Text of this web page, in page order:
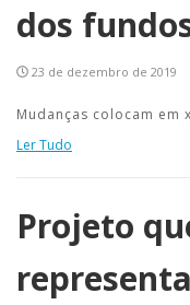
dos
23 de dezembro de 2019
Mudanças colocam
Ler Tudo
Projeto